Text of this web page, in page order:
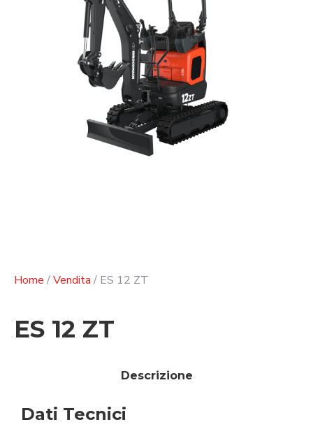
Home /Vendita / ES 12 ZT
ES 12 ZT
Descrizione
Dati Tecnici